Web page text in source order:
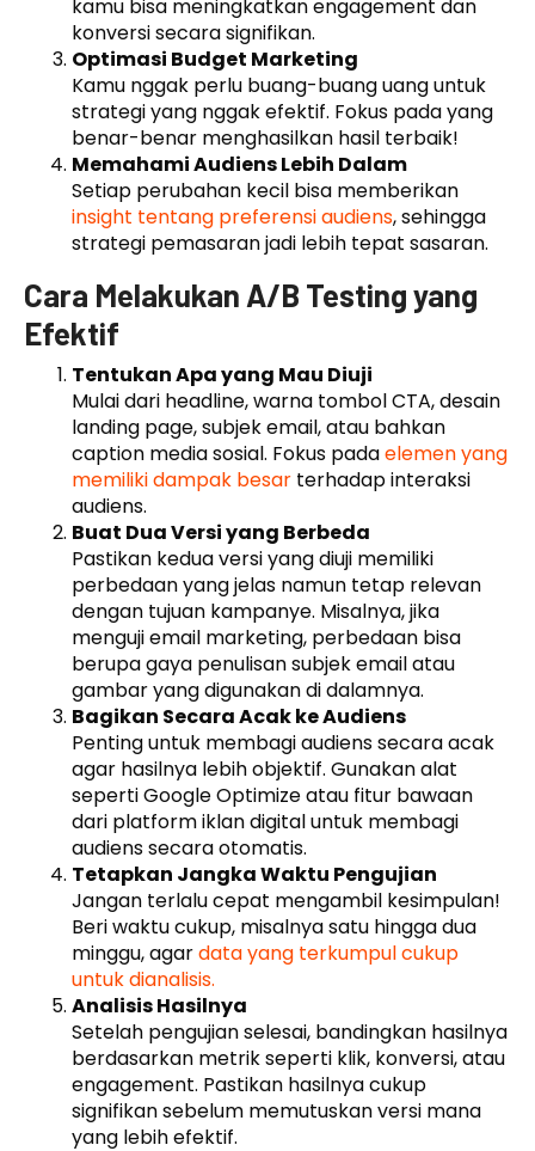
kamu bisa meningkatkan engagement dan
konversi secara signifikan.
Optimasi Budget Marketing
Kamu nggak perlu buang-buang uang untuk
strategi yang nggak efektif. Fokus pada yang
benar-benar menghasilkan hasil terbaik!
Memahami Audiens Lebih Dalam
Setiap perubahan kecil bisa memberikan
insight tentang preferensi audiens, sehingga
strategi pemasaran jadi lebih tepat sasaran.
Cara Melakukan A/B Testing yang
Efektif
Tentukan Apa yang Mau Diuji
Mulai dari headline, warna tombol CTA, desain
landing page, subjek email, atau bahkan
caption media sosial. Fokus padaelemen yang
memiliki dampak besar terhadap interaksi
audiens.
Buat Dua Versi yang Berbeda
Pastikan kedua versi yang diuji memiliki
perbedaan yang jelas namun tetap relevan
dengan tujuan kampanye. Misalnya, jika
menguji email marketing, perbedaan bisa
berupa gaya penulisan subjek email atau
gambar yang digunakan di dalamnya.
Bagikan Secara Acak ke Audiens
Penting untuk membagi audiens secara acak
agar hasilnya lebih objektif. Gunakan alat
seperti Google Optimize atau fitur bawaan
dari platform iklan digital untuk membagi
audiens secara otomatis.
Tetapkan Jangka Waktu Pengujian
Jangan terlalu cepat mengambil kesimpulan!
Beri waktu cukup, misalnya satu hingga dua
minggu, agardata yang terkumpul cukup
untuk dianalisis.
Analisis Hasilnya
Setelah pengujian selesai, bandingkan hasilnya
berdasarkan metrik seperti klik, konversi, atau
engagement. Pastikan hasilnya cukup
signifikan sebelum memutuskan versi mana
yang lebih efektif.